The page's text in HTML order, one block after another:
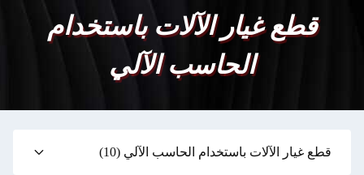
قطع غيار الآلات باستخدام
الحاسب الآلي
قطع غيار الآلات باستخدام الحاسب الآلي (10)